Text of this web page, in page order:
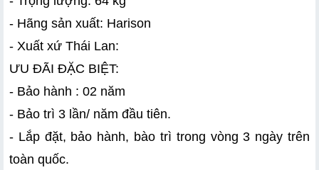
- Hãng sản xuất: Harison
- Xuất xứ Thái Lan:
ƯU ĐÃI ĐẶC BIỆT:
- Bảo hành : 02 năm
- Bảo trì 3 lần/ năm đầu tiên.
- Lắp đặt, bảo hành, bào trì trong vòng 3 ngày trên
toàn quốc.